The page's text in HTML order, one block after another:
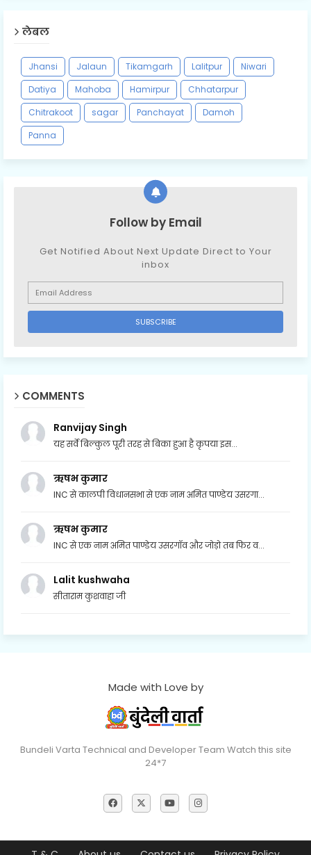
लेबल
Jhansi Jalaun Tikamgarh Lalitpur
Niwari
Datiya
Mahoba Hamirpur
Chhatarpur
Chitrakoot
sagar Panchayat
Damoh
Panna
Follow by Email
Get Notified About Next Update Direct to Your
inbox
COMMENTS
Ranvijay Singh
यह सर्वे बिल्कुल पूरी तरह से बिका हुआ है कृपया इस...
ऋषभ कुमार
INC से कालपी विधानसभा से एक नाम अमित पाण्डेय उसरगा...
ऋषभ कुमार
INC से एक नाम अमित पाण्डेय उसरगॉव और जोड़ो तब फिर व...
Lalit kushwaha
सीताराम कुशवाहा जी
Made with Love by
Bundeli Varta Technical and Developer Team Watch this site
24*7